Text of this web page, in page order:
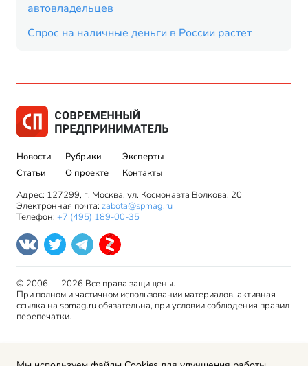
автовладельцев
Спрос на наличные деньги в России растет
Новости
Статьи
Рубрики
О проекте
Эксперты
Контакты
Адрес: 127299, г. Москва, ул. Космонавта Волкова, 20
Электронная почта: zabota@spmag.ru
Телефон: +7 (495) 189-00-35
© 2006 — 2026 Все права защищены.
При полном и частичном использовании материалов, активная
ссылка на spmag.ru обязательна, при условии соблюдения правил
перепечатки.